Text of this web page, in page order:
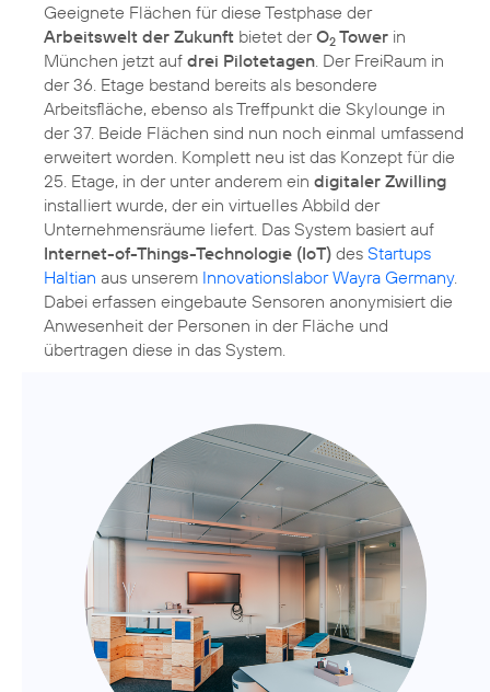
Geeignete Flächen für diese Testphase der
Arbeitswelt der Zukunft bietet derO2 Tower in
München jetzt auf drei Pilotetagen. Der FreiRaum in
der 36. Etage bestand bereits als besondere
Arbeitsfläche, ebenso als Treffpunkt die Skylounge in
der 37. Beide Flächen sind nun noch einmal umfassend
erweitert worden. Komplett neu ist das Konzept für die
25. Etage, in der unter anderem ein digitaler Zwilling
installiert wurde, der ein virtuelles Abbild der
Unternehmensräume liefert. Das System basiert auf
Internet-of-Things-Technologie (IoT) des Startups
Haltian aus unserem Innovationslabor Wayra Germany.
Dabei erfassen eingebaute Sensoren anonymisiert die
Anwesenheit der Personen in der Fläche und
übertragen diese in das System.